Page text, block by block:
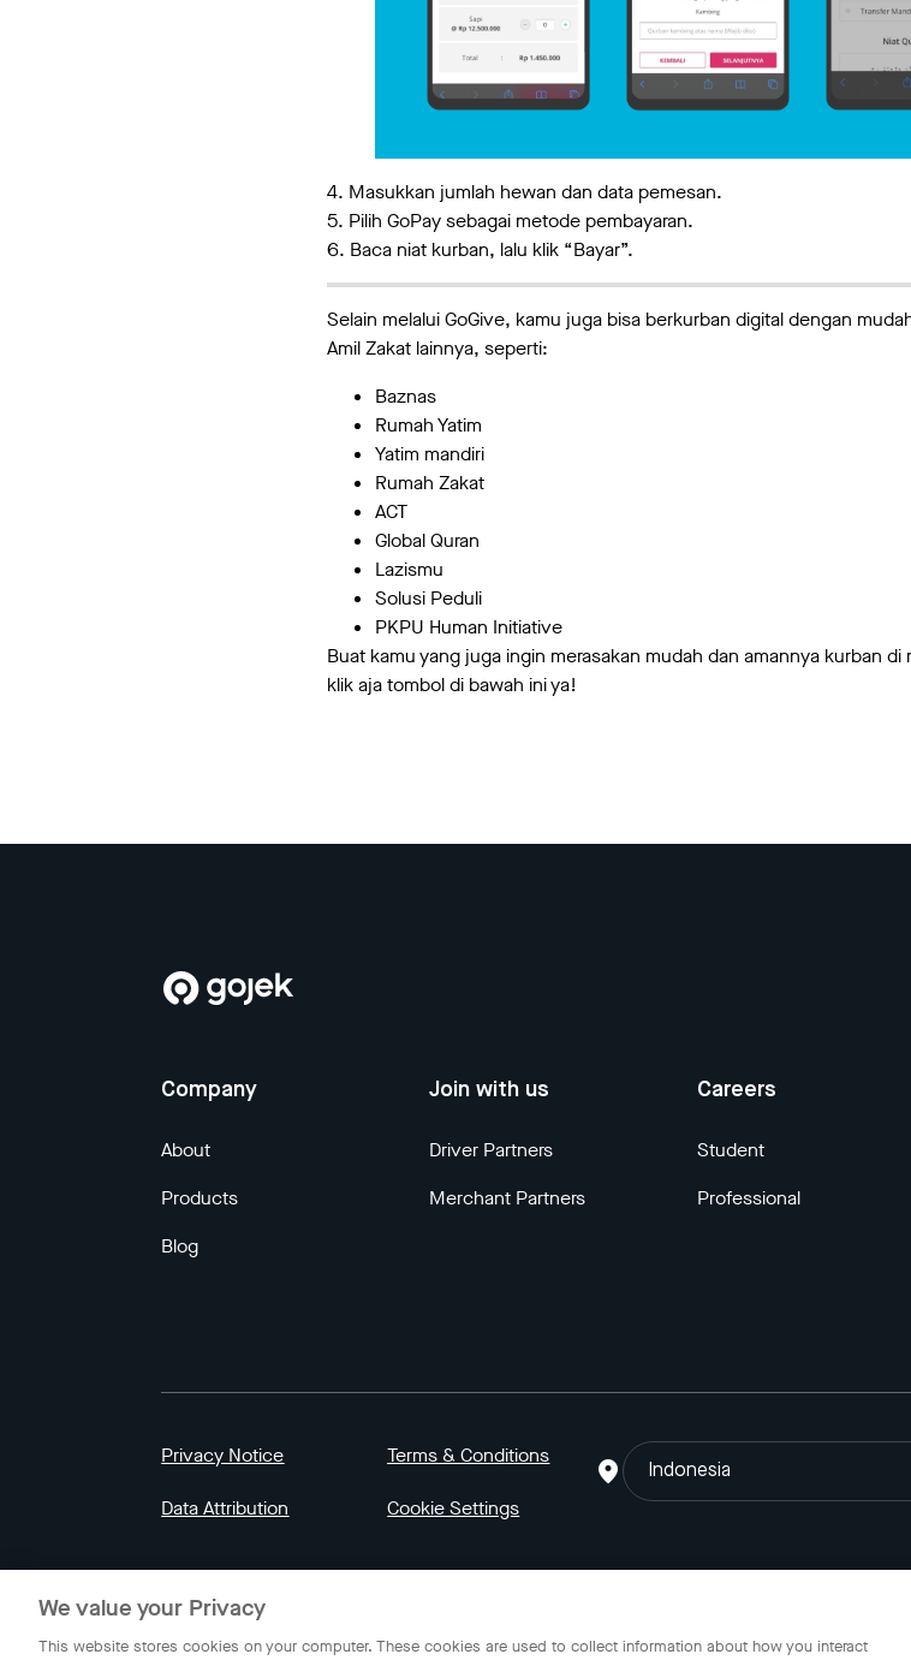
4. Masukkan jumlah hewan dan data pemesan.
5. Pilih GoPay sebagai metode pembayaran.
6. Baca niat kurban, lalu klik “Bayar”.
Selain melalui GoGive, kamu juga bisa berkurban digital dengan
Amil Zakat lainnya, seperti:
Baznas
Rumah Yatim
Yatim mandiri
Rumah Zakat
ACT
Global Quran
Lazismu
Solusi Peduli
PKPU Human Initiative
Buat kamu yang juga ingin merasakan mudah dan amannya kurban di
klik aja tombol di bawah ini ya!
Company
About
Products
Blog
Join with us
Driver Partners
Merchant Partners
Careers
Student
Professional
Privacy Notice Terms & Conditions
Data Attribution Cookie Settings
Indonesia
Indonesia.
We value your Privacy
This website stores cookies on your computer. These cookies are used to collect information about how you interact